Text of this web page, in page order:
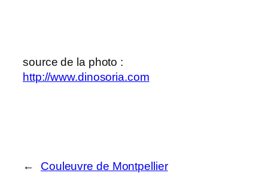
source de la photo :
http://www.dinosoria.com
← Couleuvre de Montpellier